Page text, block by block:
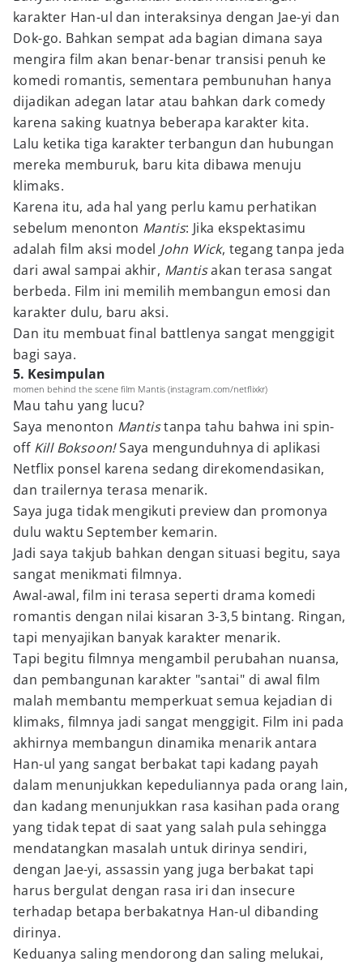
karakter Han-ul dan interaksinya dengan Jae-yi dan
Dok-go. Bahkan sempat ada bagian dimana saya
mengira film akan benar-benar transisi penuh ke
komedi romantis, sementara pembunuhan hanya
dijadikan adegan latar atau bahkan dark comedy
karena saking kuatnya beberapa karakter kita.
Lalu ketika tiga karakter terbangun dan hubungan
mereka memburuk, baru kita dibawa menuju
klimaks.
Karena itu, ada hal yang perlu kamu perhatikan
sebelum menonton Mantis: Jika ekspektasimu
adalah film aksi model John Wick, tegang tanpa jeda
dari awal sampai akhir, Mantisakan terasa sangat
berbeda. Film ini memilih membangun emosi dan
karakter dulu, baru aksi.
Dan itu membuat final battlenya sangat menggigit
bagi saya.
5. Kesimpulan
momen behind the scene film Mantis (instagram.com/netflixkr)
Mau tahu yang lucu?
Saya menonton Mantistanpa tahu bahwa ini spin-
off Kill Boksoon!Saya mengunduhnya di aplikasi
Netflix ponsel karena sedang direkomendasikan,
dan trailernya terasa menarik.
Saya juga tidak mengikuti preview dan promonya
dulu waktu September kemarin.
Jadi saya takjub bahkan dengan situasi begitu, saya
sangat menikmati filmnya.
Awal-awal, film ini terasa seperti drama komedi
romantis dengan nilai kisaran 3-3,5 bintang. Ringan,
tapi menyajikan banyak karakter menarik.
Tapi begitu filmnya mengambil perubahan nuansa,
dan pembangunan karakter "santai" di awal film
malah membantu memperkuat semua kejadian di
klimaks, filmnya jadi sangat menggigit. Film ini pada
akhirnya membangun dinamika menarik antara
Han-ul yang sangat berbakat tapi kadang payah
dalam menunjukkan kepeduliannya pada orang lain,
dan kadang menunjukkan rasa kasihan pada orang
yang tidak tepat di saat yang salah pula sehingga
mendatangkan masalah untuk dirinya sendiri,
dengan Jae-yi, assassin yang juga berbakat tapi
harus bergulat dengan rasa iri dan insecure
terhadap betapa berbakatnya Han-ul dibanding
dirinya.
Keduanya saling mendorong dan saling melukai,